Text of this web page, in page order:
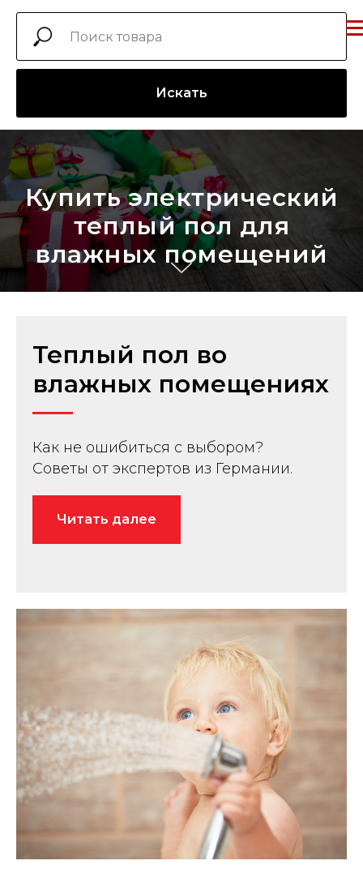
Искать
Купить электрический
теплый пол для
влажных помещений
Теплый пол во
влажных помещениях
Как не ошибиться с выбором?
Советы от экспертов из Германии.
Читать далее